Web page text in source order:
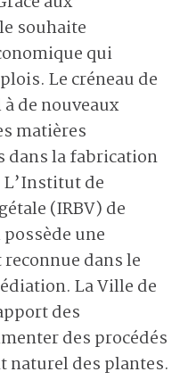
souhaite
qui
Le créneau de
de nouveaux
matières
dans la fabrication
de
(IRBV) de
une
dans le
La Ville de
des
des procédés
naturel des plantes.